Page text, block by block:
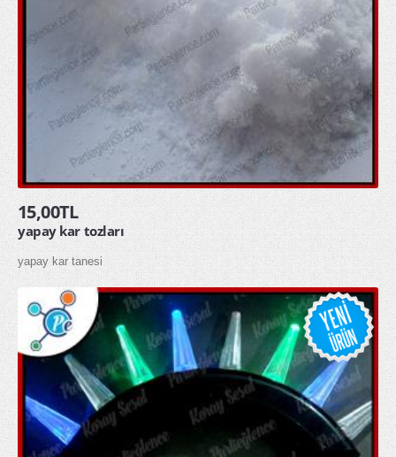
15,00TL
yapay kar tozları
yapay kar tanesi